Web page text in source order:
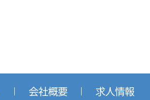
会社概要 求人情報